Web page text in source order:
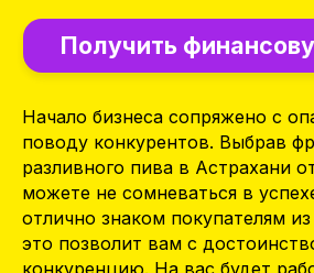
Начало бизнеса сопряжено с
поводу конкурентов. Выбрав
разливного пива в Астрахани
можете не сомневаться в
отлично знаком покупателям
это позволит вам с